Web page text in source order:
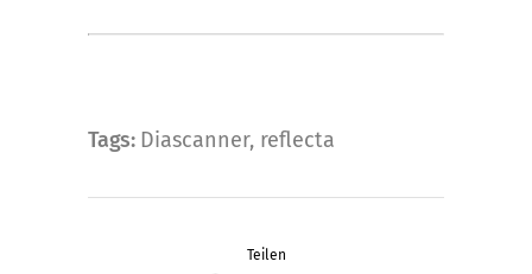
Tags: Diascanner, reflecta
Teilen